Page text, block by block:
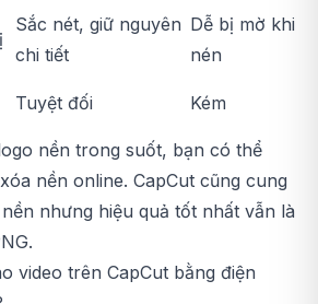
Sắc nét, giữ nguyên
chi tiết
Dễ bị mờ khi
nén
Tuyệt đối Kém
nền trong suốt, bạn có thể
nền online. CapCut cũng cung
nhưng hiệu quả tốt nhất vẫn là
video trên CapCut bằng điện